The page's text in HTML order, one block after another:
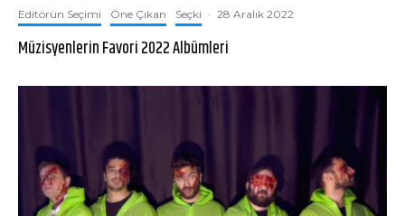
Editörün Seçimi Öne Çıkan Seçki · 28 Aralık 2022
Müzisyenlerin Favori 2022 Albümleri